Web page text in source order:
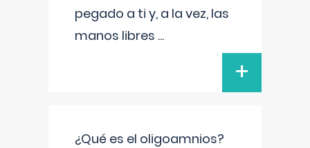
pegado a ti y, a la vez, las
manos libres ...
+
¿Qué es el oligoamnios?